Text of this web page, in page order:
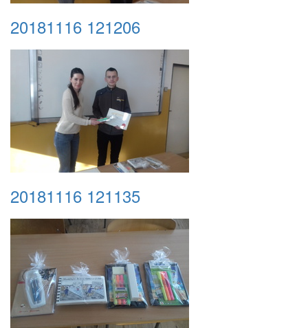
20181116 121206
20181116 121135